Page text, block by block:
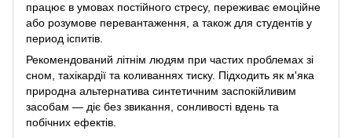
працює в умовах постійного стресу, переживає емоційне
або розумове перевантаження, а також для студентів у
период іспитів.
Рекомендований літнім людям при частих проблемах зі
сном, тахікардії та коливаннях тиску. Підходить як м'яка
природна альтернатива синтетичним заспокійливим
засобам — діє без звикання, сонливості вдень та
побічних ефектів.